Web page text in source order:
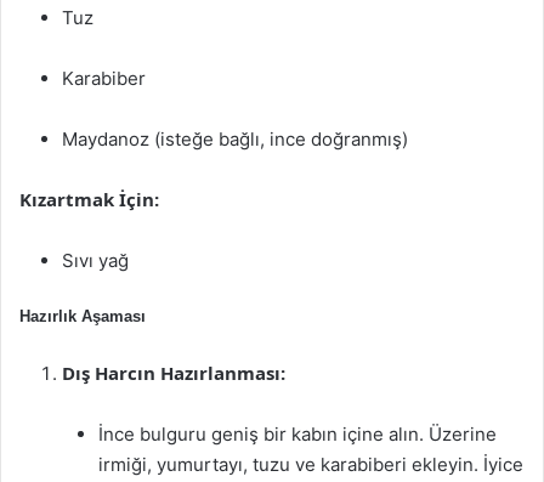
Tuz
Karabiber
Maydanoz (isteğe bağlı, ince doğranmış)
Kızartmak İçin:
Sıvı yağ
Hazırlık Aşaması
Dış Harcın Hazırlanması:
İnce bulguru geniş bir kabın içine alın. Üzerine
irmiği, yumurtayı, tuzu ve karabiberi ekleyin. İyice